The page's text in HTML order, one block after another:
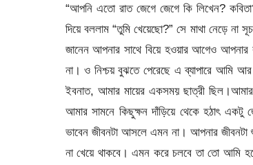
“আপনি এতো রাত জেগে জেগে কি লিখেন?
দিয়ে বললাম “তুমি খেয়েছো?” সে মাথা নেড়ে
জানেন আপনার সাথে বিয়ে হওয়ার আগেও
না। ও নিশ্চয় বুঝতে পেরেছে এ ব্যাপারে আমি
ইবনাত, আমার মায়ের একসময় ছাত্রী
আমার সামনে কিছুক্ষন দাঁড়িয়ে থেকে হঠাৎ
ভাবেন জীবনটা আসলে এমন না। আপনার
না খেয়ে থাকবে। এমন করে চলবে তা তো আমি